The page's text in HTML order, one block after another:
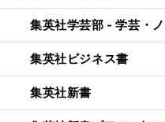
集英社学芸部 - 学芸・
集英社ビジネス書
集英社新書